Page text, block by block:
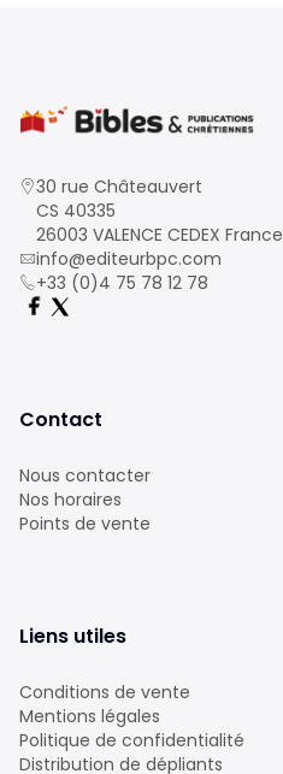
30 rue Châteauvert
CS 40335
26003 VALENCE CEDEX France
info@editeurbpc.com
+33 (0)4 75 78 12 78
Contact
Nous contacter
Nos horaires
Points de vente
Liens utiles
Conditions de vente
Mentions légales
Politique de confidentialité
Distribution de dépliants